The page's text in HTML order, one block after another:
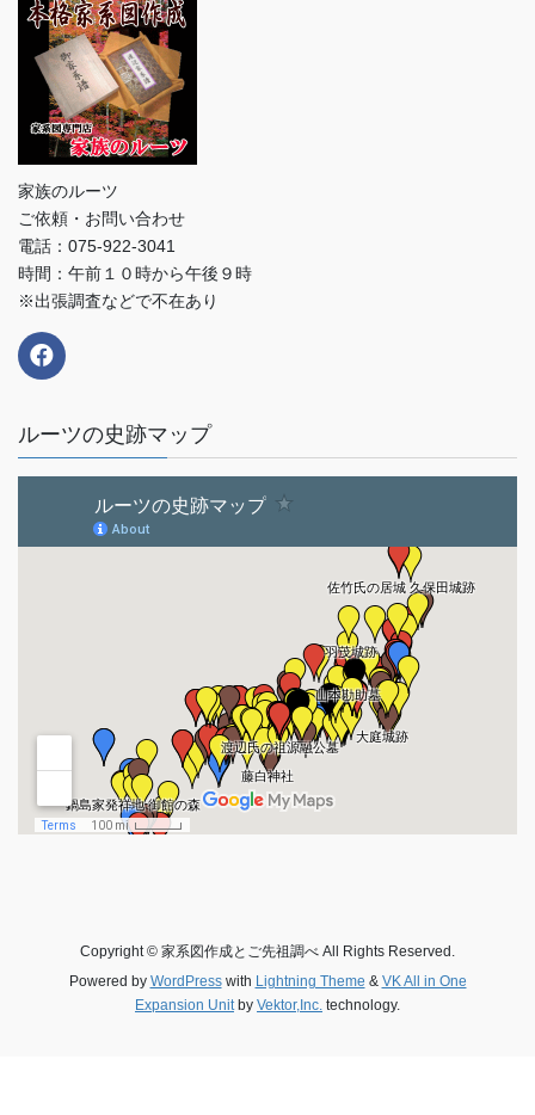
家族のルーツ
ご依頼・お問い合わせ
電話：075-922-3041
時間：午前１０時から午後９時
※出張調査などで不在あり
ルーツの史跡マップ
Copyright © 家系図作成とご先祖調べ All Rights Reserved.
Powered by WordPresswith Lightning Theme & VK All in One
Expansion Unit by Vektor,Inc. technology.